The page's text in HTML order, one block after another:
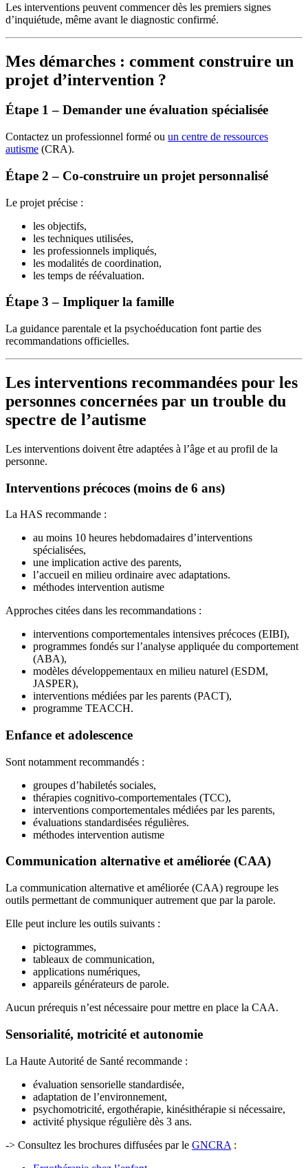
Les interventions peuvent commencer dès les premiers signes
d’inquiétude, même avant le diagnostic confirmé.
Mes démarches : comment construire un
projet d’intervention ?
Étape 1 – Demander une évaluation spécialisée
Contactez un professionnel formé ou un centre de ressources
autisme (CRA).
Étape 2 – Co-construire un projet personnalisé
Le projet précise :
les objectifs,
les techniques utilisées,
les professionnels impliqués,
les modalités de coordination,
les temps de réévaluation.
Étape 3 – Impliquer la famille
La guidance parentale et la psychoéducation font partie des
recommandations officielles.
Les interventions recommandées pour les
personnes concernées par un trouble du
spectre de l’autisme
Les interventions doivent être adaptées à l’âge et au profil de la
personne.
Interventions précoces (moins de 6 ans)
La HAS recommande :
au moins 10 heures hebdomadaires d’interventions
spécialisées,
une implication active des parents,
l’accueil en milieu ordinaire avec adaptations.
méthodes intervention autisme
Approches citées dans les recommandations :
interventions comportementales intensives précoces (EIBI),
programmes fondés sur l’analyse appliquée du comportement
(ABA),
modèles développementaux en milieu naturel (ESDM,
JASPER),
interventions médiées par les parents (PACT),
programme TEACCH.
Enfance et adolescence
Sont notamment recommandés :
groupes d’habiletés sociales,
thérapies cognitivo-comportementales (TCC),
interventions comportementales médiées par les parents,
évaluations standardisées régulières.
méthodes intervention autisme
Communication alternative et améliorée (CAA)
La communication alternative et améliorée (CAA) regroupe les
outils permettant de communiquer autrement que par la parole.
Elle peut inclure les outils suivants :
pictogrammes,
tableaux de communication,
applications numériques,
appareils générateurs de parole.
Aucun prérequis n’est nécessaire pour mettre en place la CAA.
Sensorialité, motricité et autonomie
La Haute Autorité de Santé recommande :
évaluation sensorielle standardisée,
adaptation de l’environnement,
psychomotricité, ergothérapie, kinésithérapie si nécessaire,
activité physique régulière dès 3 ans.
-> Consultez les brochures diffusées par le GNCRA :